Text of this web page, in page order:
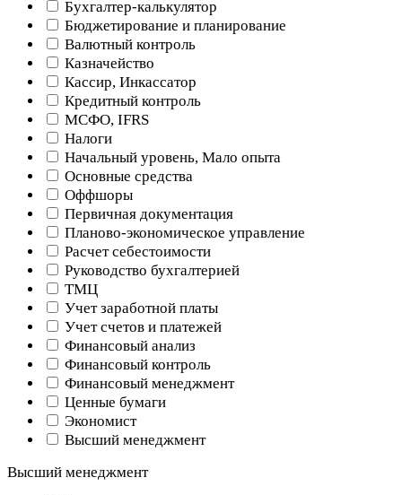
Бухгалтер-калькулятор
Бюджетирование и планирование
Валютный контроль
Казначейство
Кассир, Инкассатор
Кредитный контроль
МСФО, IFRS
Налоги
Начальный уровень, Мало опыта
Основные средства
Оффшоры
Первичная документация
Планово-экономическое управление
Расчет себестоимости
Руководство бухгалтерией
ТМЦ
Учет заработной платы
Учет счетов и платежей
Финансовый анализ
Финансовый контроль
Финансовый менеджмент
Ценные бумаги
Экономист
Высший менеджмент
Высший менеджмент